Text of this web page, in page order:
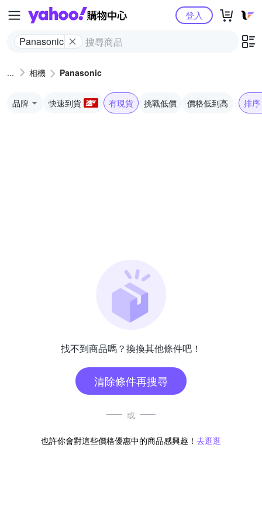
Yahoo購物中心
Panasonic
登入
相機 Panasonic
品牌 快速到貨 有現貨 挑戰低價 價格低到高 排序
找不到商品嗎？換換其他條件吧！
清除條件再搜尋
或
也許你會對這些價格優惠中的商品感興趣！ 去逛逛